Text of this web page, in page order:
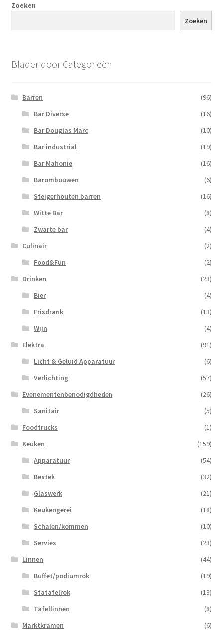
Zoeken
Zoeken
Blader door Categorieën
Barren
(96)
Bar Diverse
(16)
Bar Douglas Marc
(10)
Bar industrial
(19)
Bar Mahonie
(16)
Barombouwen
(6)
Steigerhouten barren
(16)
Witte Bar
(8)
Zwarte bar
(4)
Culinair
(2)
Food&Fun
(2)
Drinken
(23)
Bier
(4)
Frisdrank
(13)
Wijn
(4)
Elektra
(91)
Licht & Geluid Apparatuur
(6)
Verlichting
(57)
Evenementenbenodigdheden
(26)
Sanitair
(5)
Foodtrucks
(1)
Keuken
(159)
Apparatuur
(54)
Bestek
(32)
Glaswerk
(21)
Keukengerei
(18)
Schalen/kommen
(10)
Servies
(23)
Linnen
(44)
Buffet/podiumrok
(19)
Statafelrok
(13)
Tafellinnen
(8)
Marktkramen
(6)